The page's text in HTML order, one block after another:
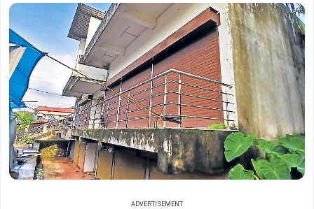
ADVERTISEMENT